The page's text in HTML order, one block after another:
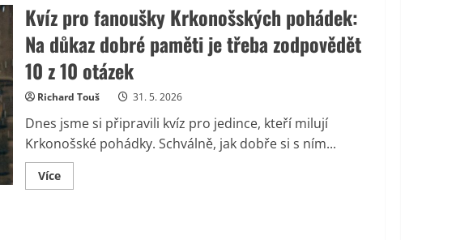
Kvíz pro fanoušky Krkonošských pohádek:
Na důkaz dobré paměti je třeba zodpovědět
10 z 10 otázek
Richard Touš 31. 5. 2026
Dnes jsme si připravili kvíz pro jedince, kteří milují
Krkonošské pohádky. Schválně, jak dobře si s ním...
VíceRead
more